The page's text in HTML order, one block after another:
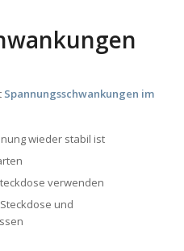
Spannungsschwankungen im
wieder stabil ist
verwenden
und